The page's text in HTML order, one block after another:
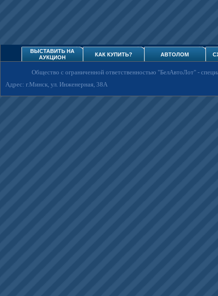
ВЫСТАВИТЬ НА
АУКЦИОН
КАК КУПИТЬ? АВТОЛОМ
Общество с ограниченной ответственностью "БелАвтоЛот"-
Адрес: г.Минск, ул. Инженерная, 38А